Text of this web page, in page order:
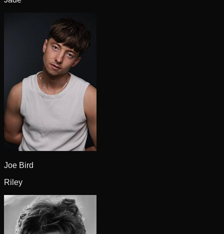
Joe Bird
Riley